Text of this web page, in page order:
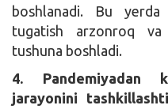
boshlanadi. Bu yerda
tugatish arzonroq
tushuna boshladi.
4. Pandemiyadan
jarayonini